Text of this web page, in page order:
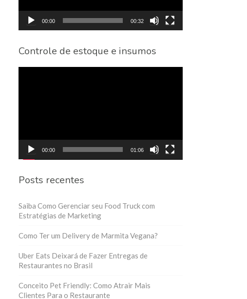
00:00 00:32
Controle de estoque e insumos
00:00 01:06
Posts recentes
Saiba Como Gerenciar seu Food Truck com
Estratégias de Marketing
Como Ter um Delivery de Marmita Vegana?
Uber Eats Deixará de Fazer Entregas de
Restaurantes no Brasil
Conceito Pet Friendly: Como Atrair Mais
Clientes Para o Restaurante